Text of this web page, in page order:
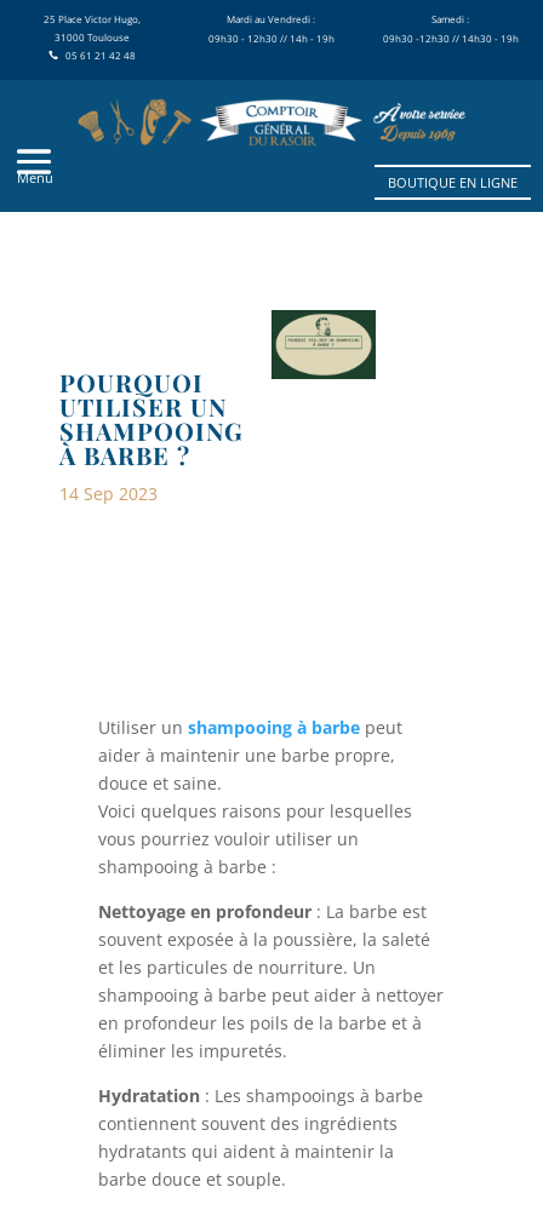
25 Place Victor Hugo,
31000 Toulouse
05 61 21 42 48
Mardi au Vendredi :
09h30 - 12h30 // 14h - 19h
Samedi :
09h30 -12h30 // 14h30 - 19h
BOUTIQUE EN LIGNE
POURQUOI
UTILISER UN
SHAMPOOING
À BARBE ?
14 Sep 2023
Utiliser un shampooing à barbepeut
aider à maintenir une barbe propre,
douce et saine.
Voici quelques raisons pour lesquelles
vous pourriez vouloir utiliser un
shampooing à barbe :
Nettoyage en profondeur: La barbe est
souvent exposée à la poussière, la saleté
et les particules de nourriture. Un
shampooing à barbe peut aider à nettoyer
en profondeur les poils de la barbe et à
éliminer les impuretés.
Hydratation: Les shampooings à barbe
contiennent souvent des ingrédients
hydratants qui aident à maintenir la
barbe douce et souple.